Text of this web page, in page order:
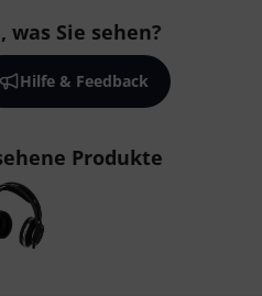
Sie sehen?
Hilfe & Feedback
Produkte